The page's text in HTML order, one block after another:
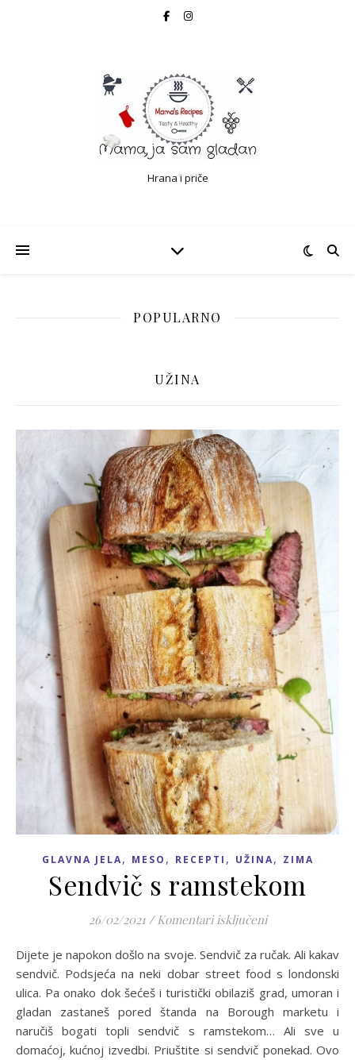
Hrana i priče
POPULARNO
UŽINA
GLAVNA JELA, MESO , RECEPTI , UŽINA, ZIMA
Sendvič s ramstekom
26/02/2021 / Komentari isključeniza Sendvič s
Dijete je napokon došlo na svoje. Sendvič za ručak. Ali kakav
sendvič. Podsjeća na neki dobar street food s londonski
ulica. Pa onako dok šećeš i turistički obilaziš grad, umoran i
gladan zastaneš pored štanda na Borough marketu i
naručiš bogati topli sendvič s ramstekom… Ali sve u
domaćoj, kućnoj izvedbi. Priuštite si sendvič ponekad. Ovo